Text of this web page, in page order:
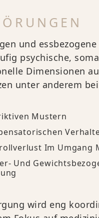
und
psychische,
Dimensionen
unter anderem
Mustern
Im Umgang
Und
wird eng